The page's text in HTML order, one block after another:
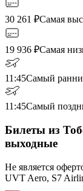
30 261 ₽Самая
19 936 ₽Самая
11:45Самый
11:45Самый
Билеты из
выходные
Не является
UVT Aero, S7